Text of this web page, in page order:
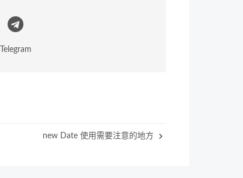
Telegram
new Date 使用需要注意的地方